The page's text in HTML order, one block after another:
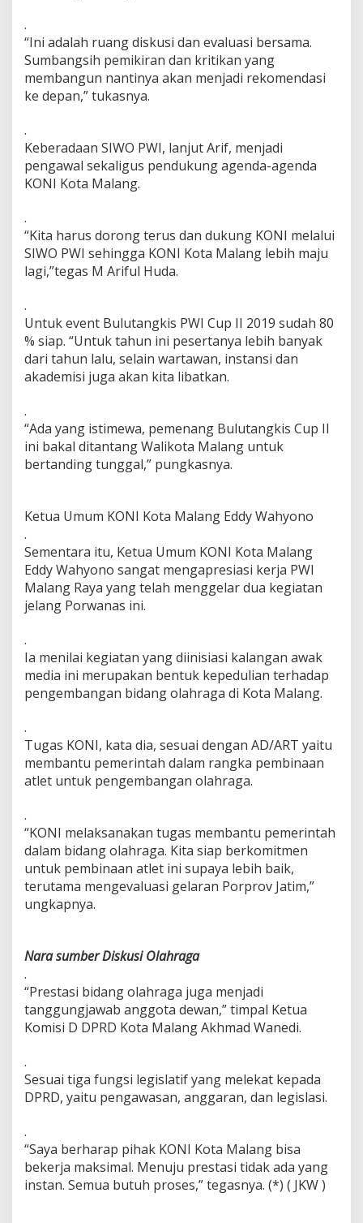
.
“Ini adalah ruang diskusi dan evaluasi bersama.
Sumbangsih pemikiran dan kritikan yang
membangun nantinya akan menjadi rekomendasi
ke depan,” tukasnya.
.
Keberadaan SIWO PWI, lanjut Arif, menjadi
pengawal sekaligus pendukung agenda-agenda
KONI Kota Malang.
.
“Kita harus dorong terus dan dukung KONI melalui
SIWO PWI sehingga KONI Kota Malang lebih maju
lagi,”tegas M Ariful Huda.
.
Untuk event Bulutangkis PWI Cup II 2019 sudah 80
% siap. “Untuk tahun ini pesertanya lebih banyak
dari tahun lalu, selain wartawan, instansi dan
akademisi juga akan kita libatkan.
.
“Ada yang istimewa, pemenang Bulutangkis Cup II
ini bakal ditantang Walikota Malang untuk
bertanding tunggal,” pungkasnya.
Ketua Umum KONI Kota Malang Eddy Wahyono
.
Sementara itu, Ketua Umum KONI Kota Malang
Eddy Wahyono sangat mengapresiasi kerja PWI
Malang Raya yang telah menggelar dua kegiatan
jelang Porwanas ini.
.
Ia menilai kegiatan yang diinisiasi kalangan awak
media ini merupakan bentuk kepedulian terhadap
pengembangan bidang olahraga di Kota Malang.
.
Tugas KONI, kata dia, sesuai dengan AD/ART yaitu
membantu pemerintah dalam rangka pembinaan
atlet untuk pengembangan olahraga.
.
“KONI melaksanakan tugas membantu pemerintah
dalam bidang olahraga. Kita siap berkomitmen
untuk pembinaan atlet ini supaya lebih baik,
terutama mengevaluasi gelaran Porprov Jatim,”
ungkapnya.
Nara sumber Diskusi Olahraga
.
“Prestasi bidang olahraga juga menjadi
tanggungjawab anggota dewan,” timpal Ketua
Komisi D DPRD Kota Malang Akhmad Wanedi.
.
Sesuai tiga fungsi legislatif yang melekat kepada
DPRD, yaitu pengawasan, anggaran, dan legislasi.
.
“Saya berharap pihak KONI Kota Malang bisa
bekerja maksimal. Menuju prestasi tidak ada yang
instan. Semua butuh proses,” tegasnya. (*) ( JKW )